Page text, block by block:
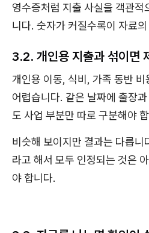
영수증처럼 지출 사실을 객관
니다. 숫자가 커질수록이 자료
3.2. 개인용 지출과 섞이면
개인용 이동, 식비, 가족 동반
어렵습니다. 같은 날짜에 출장
도 사업 부분만 따로 구분해야
비슷해 보이지만 결과는 다릅니
라고 해서 모두 인정되는 것은
야 합니다.